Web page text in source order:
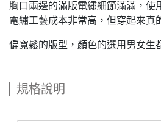
胸口兩邊的滿版電繡細節滿滿，使
電繡工藝成本非常高，但穿起來真
偏寬鬆的版型，顏色的選用男女生
規格說明